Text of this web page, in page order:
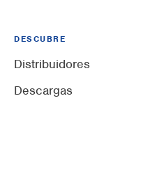
DESCUBRE
Distribuidores
Descargas